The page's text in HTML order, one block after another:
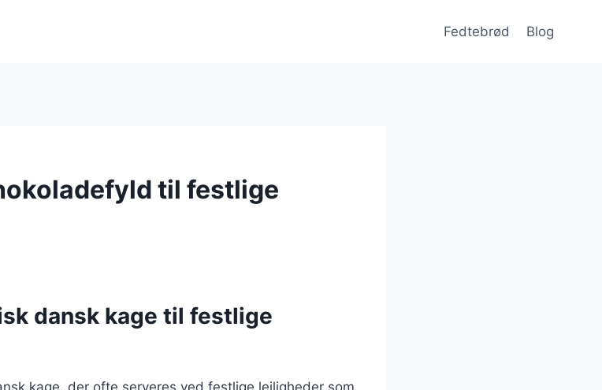
Fedtebrød Blog
til festlige
dansk kage til festlige
kage, der ofte serveres ved festlige lejligheder som